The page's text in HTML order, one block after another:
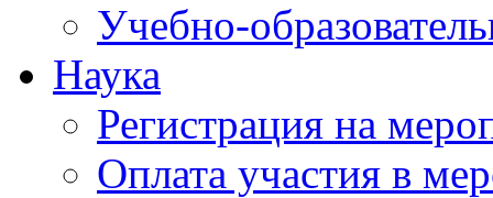
Учебно-
Наука
Регистрация на
Оплата участия в